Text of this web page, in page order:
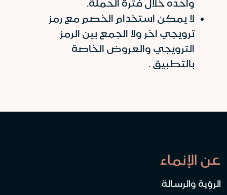
واحده خلال فترة الحملة.
لا يمكن استخدام الخصم مع رمز
ترويجي اخر ولا الجمع بين الرمز
الترويجي والعروض الخاصة
بالتطبيق .
عن الإنماء
الرؤية والرسالة